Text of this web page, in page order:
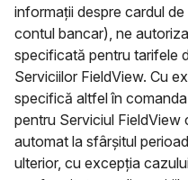
informații despre cardul
contul bancar), ne
specificată pentru tarifele
Serviciilor FieldView. Cu
specifică altfel în
pentru Serviciul
automat la sfârșitul
ulterior, cu excepția